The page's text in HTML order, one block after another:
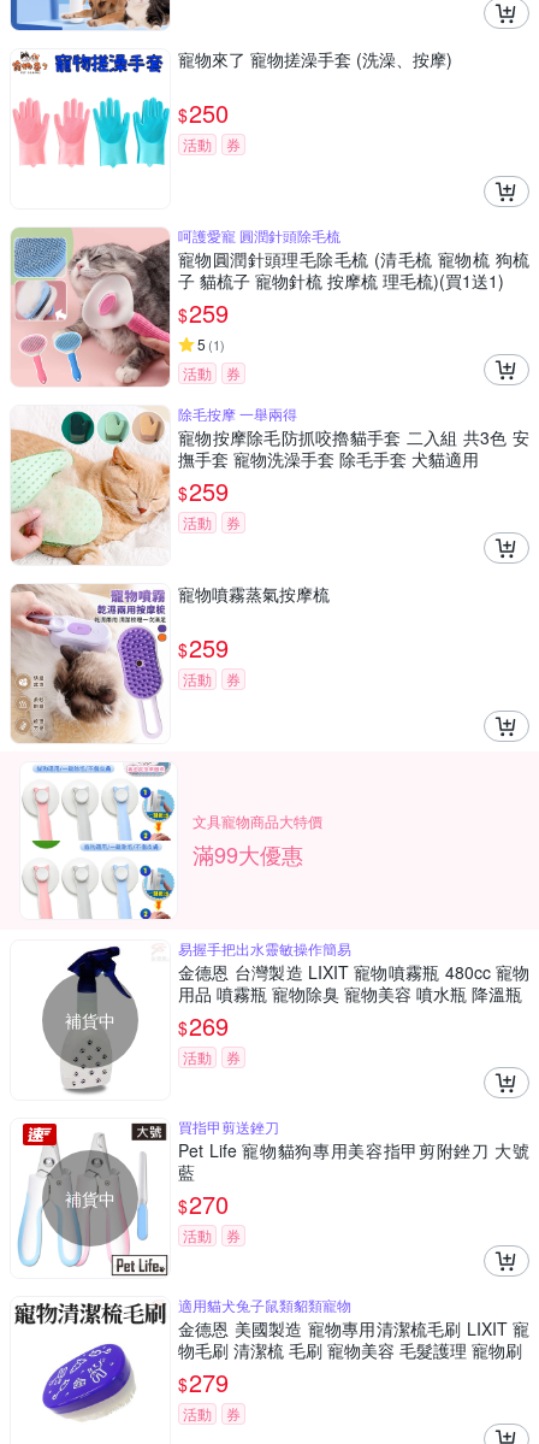
寵物來了 寵物搓澡手套 (洗澡、按摩)
$250
活動 券
呵護愛寵 圓潤針頭除毛梳
寵物圓潤針頭理毛除毛梳 (清毛梳 寵物梳 狗梳
子 貓梳子 寵物針梳 按摩梳 理毛梳)(買1送1)
$259
5 (1)
活動
券
除毛按摩 一舉兩得
寵物按摩除毛防抓咬擼貓手套 二入組 共3色 安
撫手套 寵物洗澡手套 除毛手套 犬貓適用
$259
活動 券
寵物噴霧蒸氣按摩梳
$259
活動 券
文具寵物商品大特價
滿99大優惠
補貨中
易握手把出水靈敏操作簡易
金德恩 台灣製造 LIXIT 寵物噴霧瓶 480cc 寵物
用品 噴霧瓶 寵物除臭 寵物美容 噴水瓶 降溫瓶
$269
活動 券
補貨中
買指甲剪送銼刀
Pet Life 寵物貓狗專用美容指甲剪附銼刀 大號
藍
$270
活動 券
適用貓犬兔子鼠類貂類寵物
金德恩 美國製造 寵物專用清潔梳毛刷 LIXIT 寵
物毛刷 清潔梳 毛刷 寵物美容 毛髮護理 寵物刷
$279
活動 券